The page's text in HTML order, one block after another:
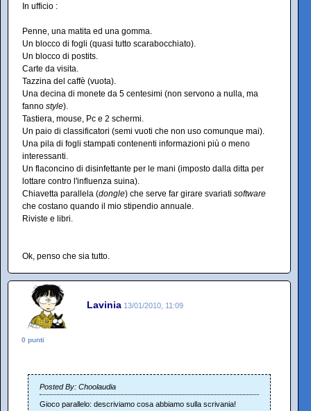
In ufficio :
Penne, una matita ed una gomma.
Un blocco di fogli (quasi tutto scarabocchiato).
Un blocco di postits.
Carte da visita.
Tazzina del caffè (vuota).
Una decina di monete da 5 centesimi (non servono a nulla, ma
fanno style).
Tastiera, mouse, Pc e 2 schermi.
Un paio di classificatori (semi vuoti che non uso comunque mai).
Una pila di fogli stampati contenenti informazioni più o meno
interessanti.
Un flaconcino di disinfettante per le mani (imposto dalla ditta per
lottare contro l'influenza suina).
Chiavetta parallela (dongle) che serve far girare svariati software
che costano quando il mio stipendio annuale.
Riviste e libri.
Ok, penso che sia tutto.
Lavinia 13/01/2010, 11:09
0 punti
Posted By: Choolaudia
Gioco parallelo: descriviamo cosa abbiamo sulla scrivania!